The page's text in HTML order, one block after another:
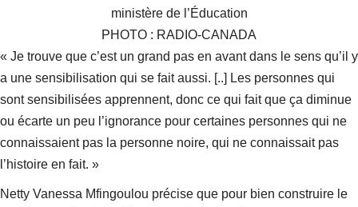
ministère de l’Éducation
PHOTO : RADIO-CANADA
« Je trouve que c’est un grand pas en avant dans le sens qu’il y
a une sensibilisation qui se fait aussi. [..] Les personnes qui
sont sensibilisées apprennent, donc ce qui fait que ça diminue
ou écarte un peu l’ignorance pour certaines personnes qui ne
connaissaient pas la personne noire, qui ne connaissait pas
l’histoire en fait. »
Netty Vanessa Mfingoulou précise que pour bien construire le